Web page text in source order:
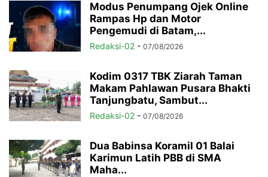
Modus Penumpang Ojek Online
Rampas Hp dan Motor
Pengemudi di Batam,...
Redaksi-02 - 07/08/2026
Kodim 0317 TBK Ziarah Taman
Makam Pahlawan Pusara Bhakti
Tanjungbatu, Sambut...
Redaksi-02 - 07/08/2026
Dua Babinsa Koramil 01 Balai
Karimun Latih PBB di SMA
Maha...